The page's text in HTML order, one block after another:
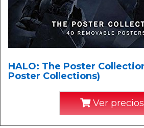
HALO: The Poster
Poster Collections)
Ver